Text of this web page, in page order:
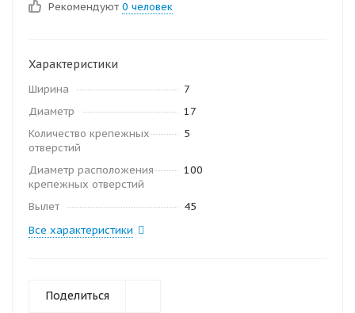
Рекомендуют 0 человек
Характеристики
Ширина
7
Диаметр
17
Количество крепежных
отверстий
5
Диаметр расположения
крепежных отверстий
100
Вылет
45
Все характеристики
Поделиться